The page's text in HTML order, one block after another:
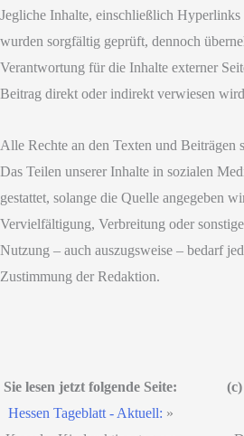
Jegliche Inhalte, einschließlich Hyperlinks
wurden sorgfältig geprüft, dennoch
Verantwortung für die Inhalte externer
Beitrag direkt oder indirekt verwiesen
Alle Rechte an den Texten und Beiträgen
Das Teilen unserer Inhalte in sozialen
gestattet, solange die Quelle angegeben
Vervielfältigung, Verbreitung oder
Nutzung – auch auszugsweise – bedarf
Zustimmung der Redaktion.
Sie lesen jetzt folgende Seite:
Hessen Tageblatt - Aktuell: »